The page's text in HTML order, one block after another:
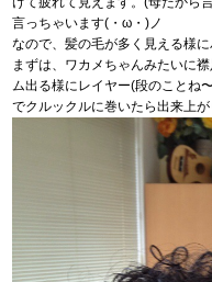
言っちゃいます(・ω・)ノ
なので、髪の毛が多く見える様
まずは、ワカメちゃんみたいに
ム出る様にレイヤー(段のことね
でクルックルに巻いたら出来上